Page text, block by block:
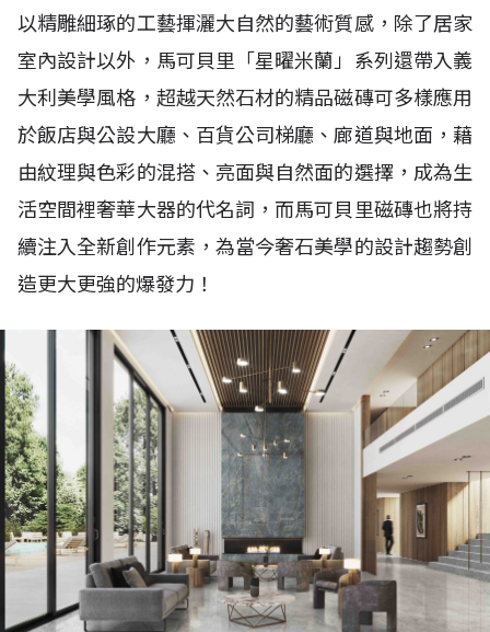
以精雕細琢的工藝揮灑大自然的藝術質感，除了居家
室內設計以外，馬可貝里「星曜米蘭」系列還帶入義
大利美學風格，超越天然石材的精品磁磚可多樣應用
於飯店與公設大廳、百貨公司梯廳、廊道與地面，藉
由紋理與色彩的混搭、亮面與自然面的選擇，成為生
活空間裡奢華大器的代名詞，而馬可貝里磁磚也將持
續注入全新創作元素，為當今奢石美學的設計趨勢創
造更大更強的爆發力！